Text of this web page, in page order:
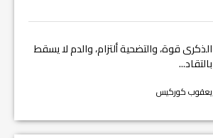
الذكرى قوة، والتضحية ألتزام، والدم لا يسقط
بالتقاد...
يعقوب كوركيس